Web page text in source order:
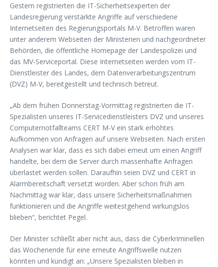
Gestern registrierten die IT-Sicherheitsexperten der
Landesregierung verstärkte Angriffe auf verschiedene
Internetseiten des Regierungsportals M-V. Betroffen waren
unter anderem Webseiten der Ministerien und nachgeordneter
Behörden, die öffentliche Homepage der Landespolizei und
das MV-Serviceportal. Diese Internetseiten werden vom IT-
Dienstleister des Landes, dem Datenverarbeitungszentrum
(DVZ) M-V, bereitgestellt und technisch betreut.
„Ab dem frühen Donnerstag-Vormittag registrierten die IT-
Spezialisten unseres IT-Servicedienstleisters DVZ und unseres
Computernotfallteams CERT M-V ein stark erhöhtes
Aufkommen von Anfragen auf unsere Webseiten. Nach ersten
Analysen war klar, dass es sich dabei erneut um einen Angriff
handelte, bei dem die Server durch massenhafte Anfragen
überlastet werden sollen. Daraufhin seien DVZ und CERT in
Alarmbereitschaft versetzt worden. Aber schon früh am
Nachmittag war klar, dass unsere Sicherheitsmaßnahmen
funktionieren und die Angriffe weitestgehend wirkungslos
blieben“, berichtet Pegel.
Der Minister schließt aber nicht aus, dass die Cyberkriminellen
das Wochenende für eine erneute Angriffswelle nutzen
könnten und kündigt an: „Unsere Spezialisten bleiben in